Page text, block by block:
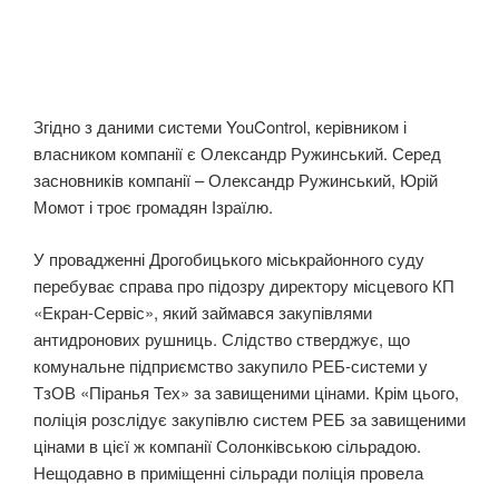
Згідно з даними системи YouControl, керівником і
власником компанії є Олександр Ружинський. Серед
засновників компанії – Олександр Ружинський, Юрій
Момот і троє громадян Ізраїлю.
У провадженні Дрогобицького міськрайонного суду
перебуває справа про підозру директору місцевого КП
«Екран-Сервіс», який займався закупівлями
антидронових рушниць. Слідство стверджує, що
комунальне підприємство закупило РЕБ-системи у
ТзОВ «Піранья Тех» за завищеними цінами. Крім цього,
поліція розслідує закупівлю систем РЕБ за завищеними
цінами в цієї ж компанії Солонківською сільрадою.
Нещодавно в приміщенні сільради поліція провела